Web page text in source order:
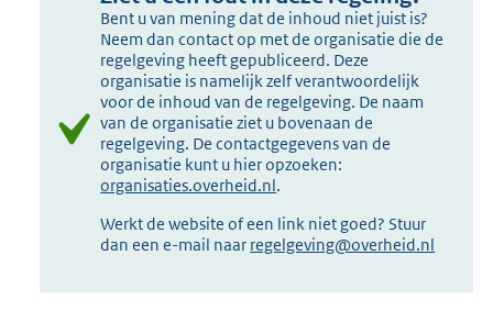
Bent u van mening dat de inhoud niet juist is?
Neem dan contact op met de organisatie die de
regelgeving heeft gepubliceerd. Deze
organisatie is namelijk zelf verantwoordelijk
voor de inhoud van de regelgeving. De naam
van de organisatie ziet u bovenaan de
regelgeving. De contactgegevens van de
organisatie kunt u hier opzoeken:
organisaties.overheid.nl.
Werkt de website of een link niet goed? Stuur
dan een e-mail naar regelgeving@overheid.nl